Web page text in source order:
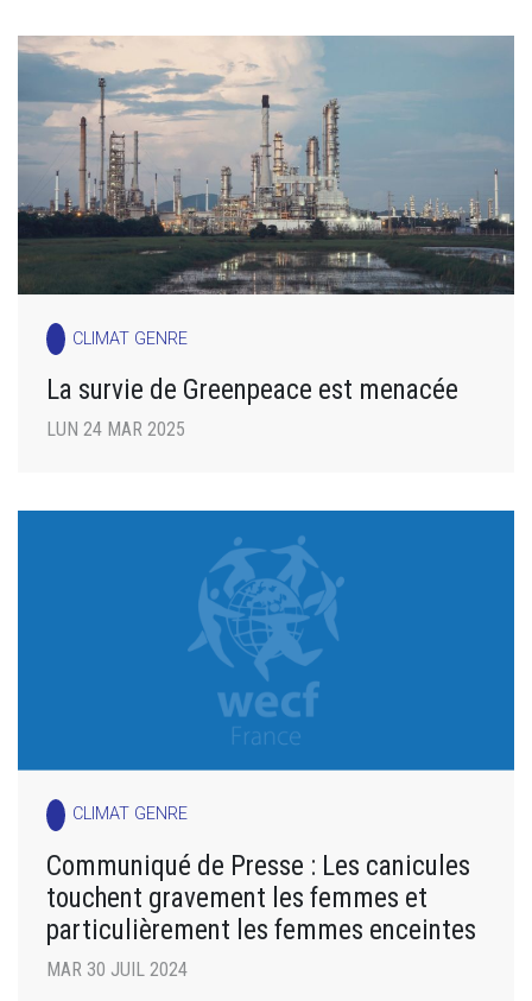
CLIMAT GENRE
La survie de Greenpeace est menacée
LUN 24 MAR 2025
CLIMAT GENRE
Communiqué de Presse : Les canicules
touchent gravement les femmes et
particulièrement les femmes enceintes
MAR 30 JUIL 2024